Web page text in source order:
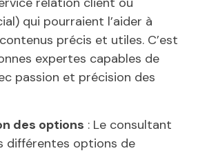
qui pourraient l’aider à
précis et utiles. C’est
expertes capables de
passion et précision des
des options : Le consultant
différentes options de